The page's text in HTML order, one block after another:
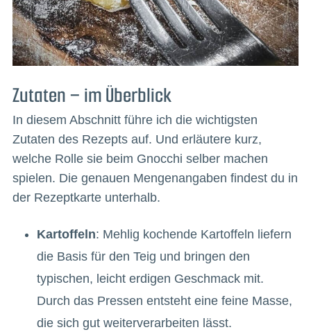
Zutaten – im Überblick
In diesem Abschnitt führe ich die wichtigsten
Zutaten des Rezepts auf. Und erläutere kurz,
welche Rolle sie beim Gnocchi selber machen
spielen. Die genauen Mengenangaben findest du in
der Rezeptkarte unterhalb.
Kartoffeln: Mehlig kochende Kartoffeln liefern
die Basis für den Teig und bringen den
typischen, leicht erdigen Geschmack mit.
Durch das Pressen entsteht eine feine Masse,
die sich gut weiterverarbeiten lässt.